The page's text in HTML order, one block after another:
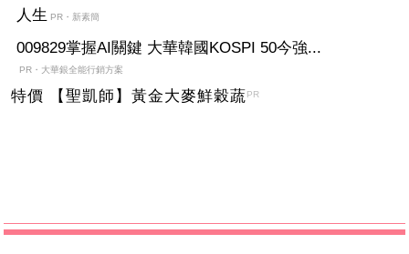
人生 PR・新素簡
009829掌握AI關鍵 大華韓國KOSPI 50今強...
PR・大華銀全能行銷方案
特價 【聖凱師】黃金大麥鮮穀蔬PR